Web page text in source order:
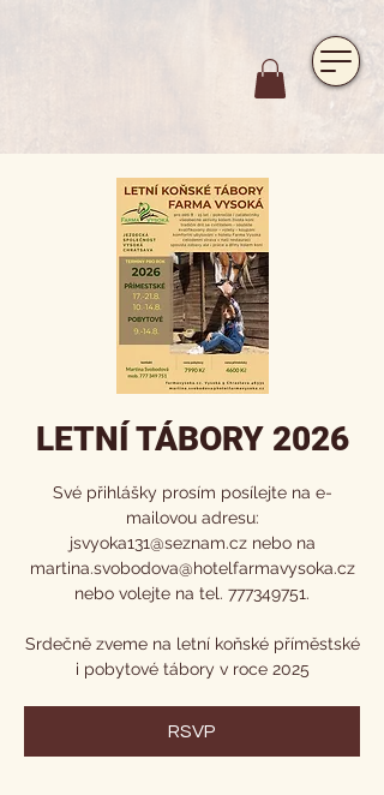
LETNÍ TÁBORY 2026
Své přihlášky prosím posílejte na e-
mailovou adresu:
jsvyoka131@seznam.cz nebo na
martina.svobodova@hotelfarmavysoka.cz
nebo volejte na tel. 777349751.
Srdečně zveme na letní koňské příměstské
i pobytové tábory v roce 2025
RSVP